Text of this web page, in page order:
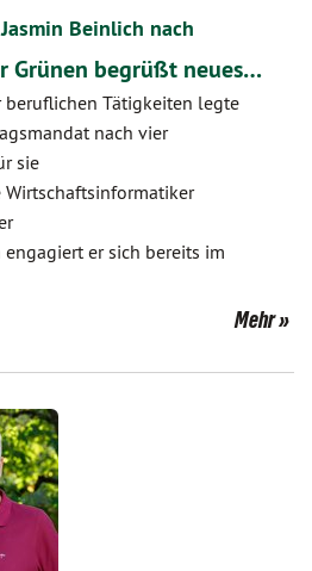
Beinlich nach
Grünen begrüßt neues…
Tätigkeiten legte
nach vier
sie
er sich bereits im
Mehr